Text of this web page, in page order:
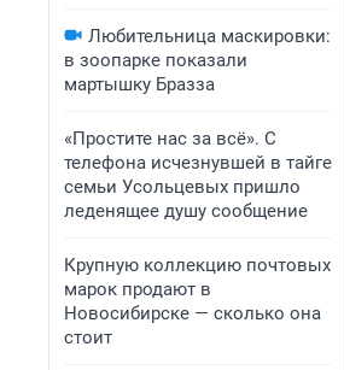
Любительница маскировки:
в зоопарке показали
мартышку Бразза
«Простите нас за всё». С
телефона исчезнувшей в тайге
семьи Усольцевых пришло
леденящее душу сообщение
Крупную коллекцию почтовых
марок продают в
Новосибирске — сколько она
стоит